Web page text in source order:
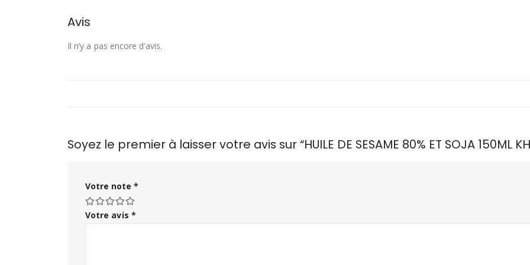
Avis
Il n’y a pas encore d’avis.
Soyez le premier à laisser votre avis sur “HUILE DE SESAME 80% ET SOJA 150ML
Votre note *
Votre avis *